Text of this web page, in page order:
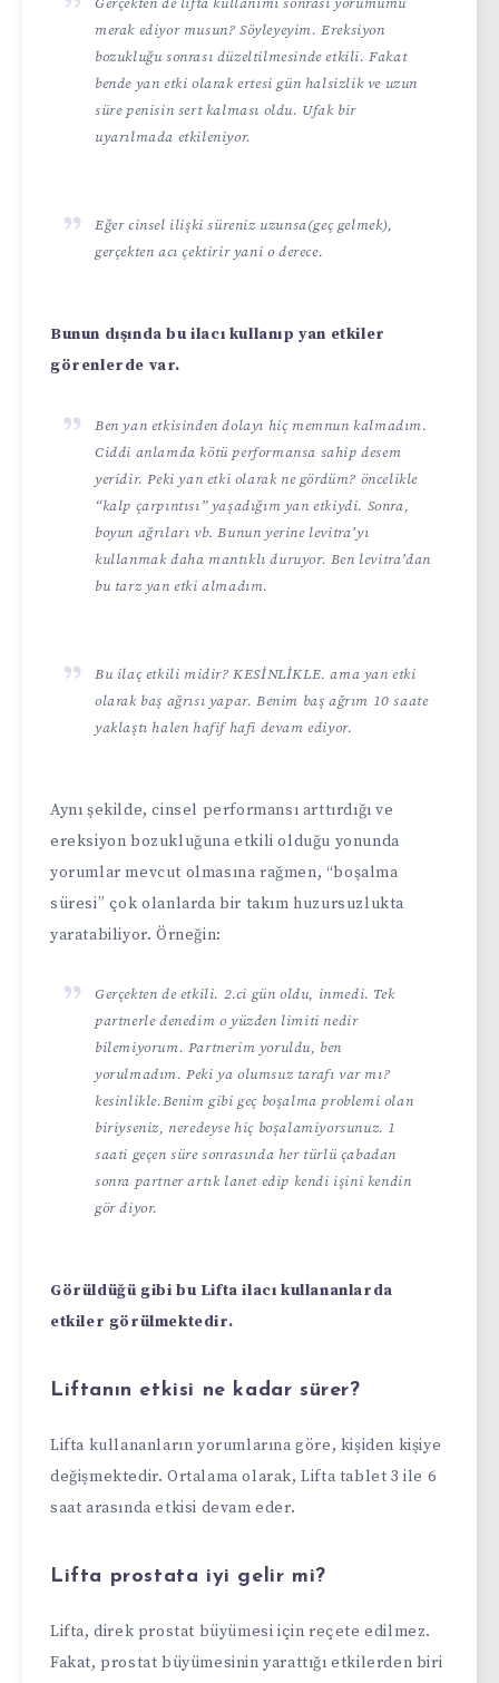
merak ediyor musun? Söyleyeyim. Ereksiyon
bozukluğu sonrası düzeltilmesinde etkili. Fakat
bende yan etki olarak ertesi gün halsizlik ve uzun
süre penisin sert kalması oldu. Ufak bir
uyarılmada etkileniyor.
Eğer cinsel ilişki süreniz uzunsa(geç gelmek),
gerçekten acı çektirir yani o derece.
Bunun dışında bu ilacı kullanıp yan etkiler
görenlerde var.
Ben yan etkisinden dolayı hiç memnun kalmadım.
Ciddi anlamda kötü performansa sahip desem
yeridir. Peki yan etki olarak ne gördüm? öncelikle
“kalp çarpıntısı” yaşadığım yan etkiydi. Sonra,
boyun ağrıları vb. Bunun yerine levitra’yı
kullanmak daha mantıklı duruyor. Ben levitra’dan
bu tarz yan etki almadım.
Bu ilaç etkili midir? KESİNLİKLE. ama yan etki
olarak baş ağrısı yapar. Benim baş ağrım 10 saate
yaklaştı halen hafif hafi devam ediyor.
Aynı şekilde, cinsel performansı arttırdığı ve
ereksiyon bozukluğuna etkili olduğu yonunda
yorumlar mevcut olmasına rağmen, “boşalma
süresi” çok olanlarda bir takım huzursuzlukta
yaratabiliyor. Örneğin:
Gerçekten de etkili. 2.ci gün oldu, inmedi. Tek
partnerle denedim o yüzden limiti nedir
bilemiyorum. Partnerim yoruldu, ben
yorulmadım. Peki ya olumsuz tarafı var mı?
kesinlikle.Benim gibi geç boşalma problemi olan
biriyseniz, neredeyse hiç boşalamiyorsunuz. 1
saati geçen süre sonrasında her türlü çabadan
sonra partner artık lanet edip kendi işini kendin
gör diyor.
Görüldüğü gibi bu Lifta ilacı kullananlarda
etkiler görülmektedir.
Liftanın etkisi ne kadar sürer?
Lifta kullananların yorumlarına göre, kişiden kişiye
değişmektedir. Ortalama olarak, Lifta tablet 3 ile 6
saat arasında etkisi devam eder.
Lifta prostata iyi gelir mi?
Lifta, direk prostat büyümesi için reçete edilmez.
Fakat, prostat büyümesinin yarattığı etkilerden biri